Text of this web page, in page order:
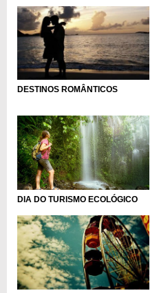
DESTINOS ROMÂNTICOS
DIA DO TURISMO ECOLÓGICO